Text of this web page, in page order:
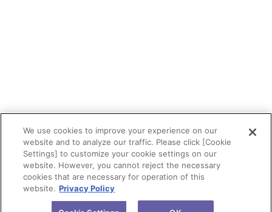
We use cookies to improve your experience on our
website and to analyze our traffic. Please click [Cookie
Settings] to customize your cookie settings on our
website. However, you cannot reject the necessary
cookies that are necessary for operation of this
website. Privacy Policy